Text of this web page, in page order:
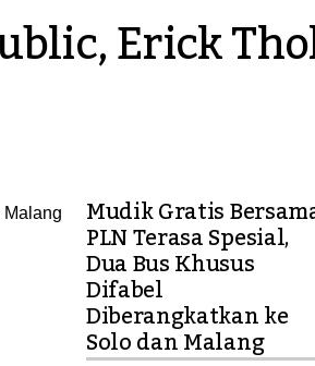
Erick
Mudik Gratis
PLN Terasa Spesial,
Dua Bus Khusus
Difabel
Diberangkatkan ke
Solo dan Malang